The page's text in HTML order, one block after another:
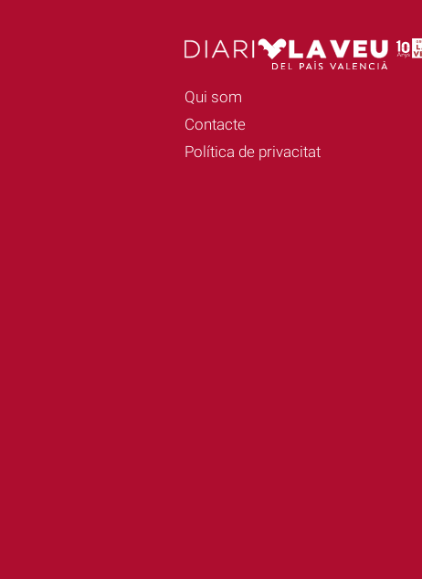
Qui som
Contacte
Política de privacitat